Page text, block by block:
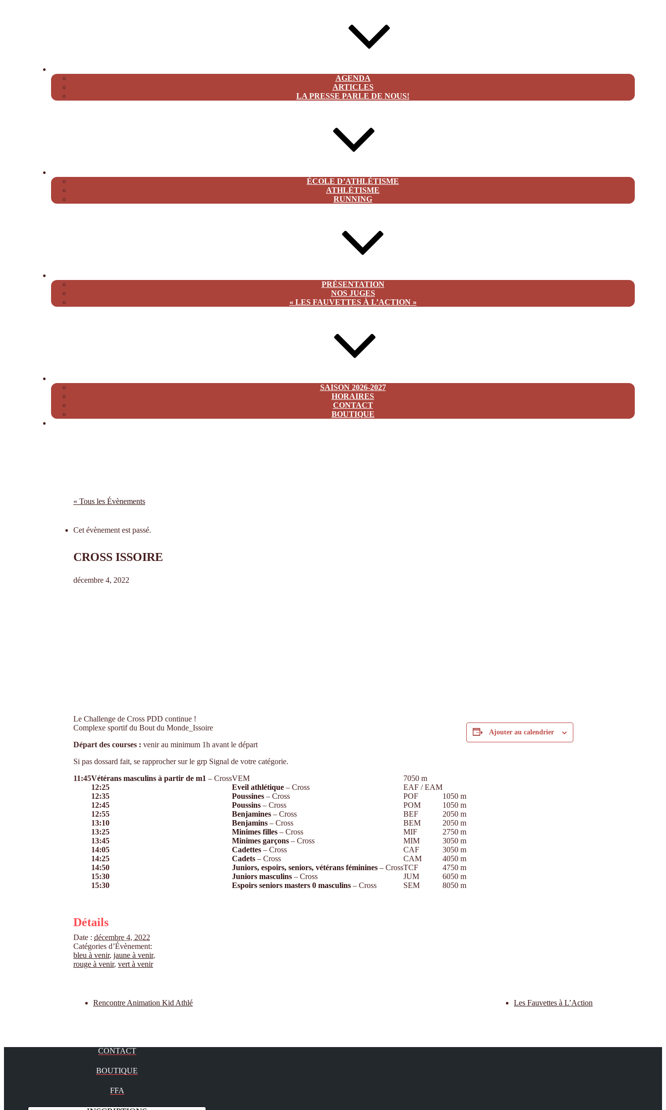
AGENDA
ARTICLES
LA PRESSE PARLE DE NOUS!
ÉCOLE D’ATHLÉTISME
ATHLÉTISME
RUNNING
PRÉSENTATION
NOS JUGES
« LES FAUVETTES À L’ACTION »
SAISON 2026-2027
HORAIRES
CONTACT
BOUTIQUE
« Tous les Évènements
Cet évènement est passé.
CROSS ISSOIRE
décembre 4, 2022
Le Challenge de Cross PDD continue !
Complexe sportif du Bout du Monde_Issoire
Départ des courses : venir au minimum 1h avant le départ
Si pas dossard fait, se rapprocher sur le grp Signal de votre catégorie.
11:45Vétérans masculins à partir de m1 – CrossVEM
7050 m
12:25
Eveil athlétique – Cross
EAF / EAM
12:35
Poussines – Cross POF
1050 m
12:45
Poussins – Cross POM
1050 m
12:55
Benjamines – Cross BEF
2050 m
13:10
Benjamins – Cross BEM
2050 m
13:25
Minimes filles – Cross MIF
2750 m
13:45
Minimes garçons – Cross MIM
3050 m
14:05
Cadettes – Cross CAF
3050 m
14:25
Cadets – Cross CAM
4050 m
14:50
Juniors, espoirs, seniors, vétérans féminines – CrossTCF
4750 m
15:30
Juniors masculins – Cross JUM
6050 m
15:30
Espoirs seniors masters 0 masculins – Cross SEM 8050 m
Ajouter au calendrier
Détails
Date : décembre 4, 2022
Catégories d’Évènement:
bleu à venir, jaune à venir,
rouge à venir, vert à venir
Rencontre Animation Kid Athlé Les Fauvettes à L’Action
CONTACT
BOUTIQUE
FFA